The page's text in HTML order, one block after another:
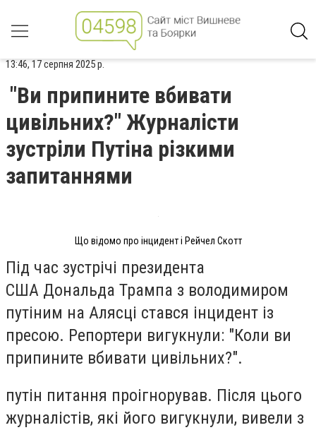
13:46, 17 серпня 2025 р.
"Ви припините вбивати
цивільних?" Журналісти
зустріли Путіна різкими
запитаннями
Що відомо про інцидент і Рейчел Скотт
Під час зустрічі президента
США Дональда Трампа з володимиром
путіним на Алясці стався інцидент із
пресою. Репортери вигукнули: "Коли ви
припините вбивати цивільних?".
путін питання проігнорував. Після цього
журналістів, які його вигукнули, вивели з